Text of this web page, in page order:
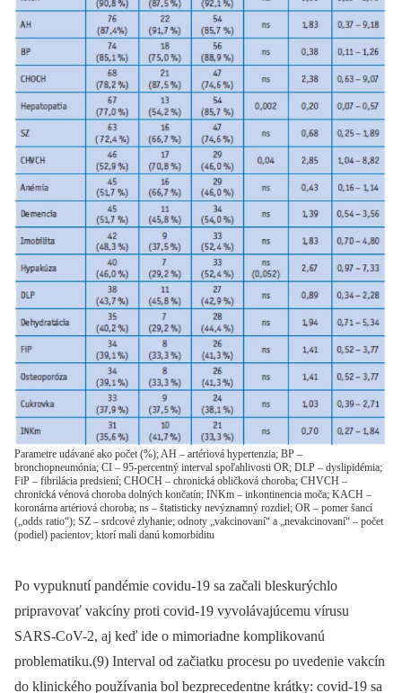
Parametre udávané ako počet (%); AH – artériová hypertenzia; BP –
bronchopneumónia; CI – 95-percentný interval spoľahlivosti OR; DLP – dyslipidémia;
FiP – fibrilácia predsiení; CHOCH – chronická obličková choroba; CHVCH –
chronická vénová choroba dolných končatín; INKm – inkontinencia moča; KACH –
koronárna artériová choroba; ns – štatisticky nevýznamný rozdiel; OR – pomer šancí
(„odds ratio“); SZ – srdcové zlyhanie; odnoty „vakcinovaní“ a „nevakcinovaní“ – počet
(podiel) pacientov; ktorí mali danú komorbiditu
Po vypuknutí pandémie covidu-19 sa začali bleskurýchlo
pripravovať vakcíny proti covid-19 vyvolávajúcemu vírusu
SARS-CoV-2, aj keď ide o mimoriadne komplikovanú
problematiku.(9) Interval od začiatku procesu po uvedenie vakcín
do klinického používania bol bezprecedentne krátky: covid-19 sa